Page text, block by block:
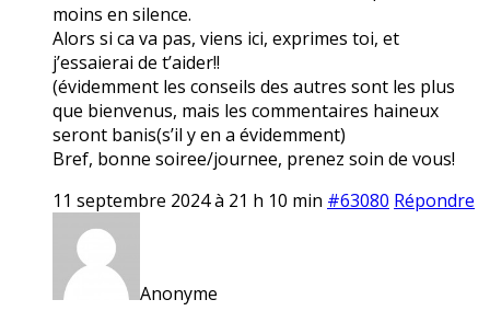
moins en silence.
Alors si ca va pas, viens ici, exprimes toi, et
j’essaierai de t’aider!!
(évidemment les conseils des autres sont les plus
que bienvenus, mais les commentaires haineux
seront banis(s’il y en a évidemment)
Bref, bonne soiree/journee, prenez soin de vous!
11 septembre 2024 à 21 h 10 min #63080 Répondre
Anonyme